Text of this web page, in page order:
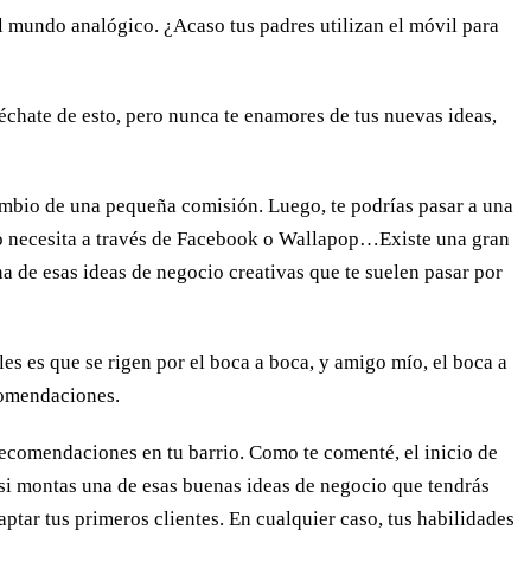
analógico. ¿Acaso tus padres utilizan el móvil para
de esto, pero nunca te enamores de tus nuevas ideas,
de una pequeña comisión. Luego, te podrías pasar a una
a través de Facebook o Wallapop…Existe una gran
esas ideas de negocio creativas que te suelen pasar por
es que se rigen por el boca a boca, y amigo mío, el boca a
en tu barrio. Como te comenté, el inicio de
una de esas buenas ideas de negocio que tendrás
tus primeros clientes. En cualquier caso, tus habilidades